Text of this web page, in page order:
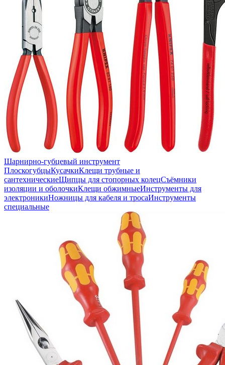
Шарнирно-губцевый инструмент
ПлоскогубцыКусачкиКлещи трубные и
сантехническиеЩипцы для стопорных колецСъёмники
изоляции и оболочкиКлещи обжимныеИнструменты для
электроникиНожницы для кабеля и тросаИнструменты
специальные